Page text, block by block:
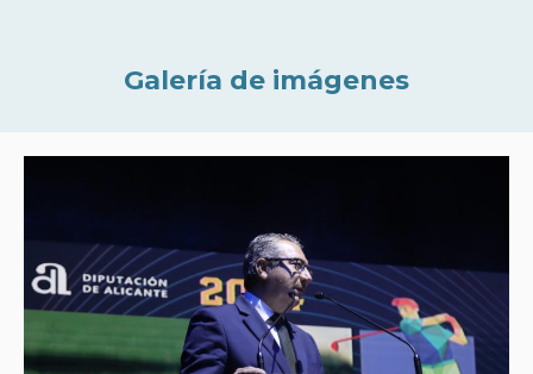
Galería de imágenes